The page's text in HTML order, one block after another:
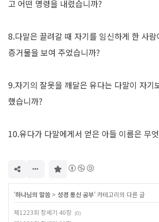
고 어떤 명령을 내렸습니까?
8.다말은 끌려갈 때 자기를 임신하게 한 사
증거물을 보여 주었습니까?
9.자기의 잘못을 깨달은 유다는 다말이 자기
했습니까?
10.유다가 다말에게서 얻은 아들 이름은 무
'하나님의 말씀 > 성경 통신 공부' 카테고리의 다른 글
제1223회 창세기 40장 (0)